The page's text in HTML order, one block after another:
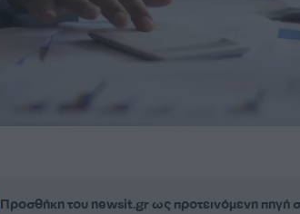
Προσθήκη του newsit.gr ως προτεινόμενη πηγή